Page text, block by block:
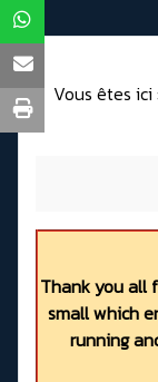
Vous êtes ici :
Thank you all
small which
running